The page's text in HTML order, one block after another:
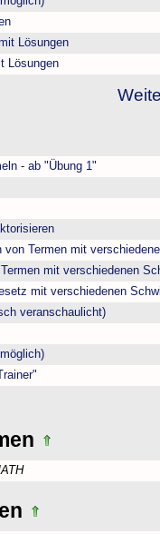
Lösungen
Lösungen
- ab "Übung 1"
von Termen mit
mit verschiedenen
mit verschiedenen
veranschaulicht)